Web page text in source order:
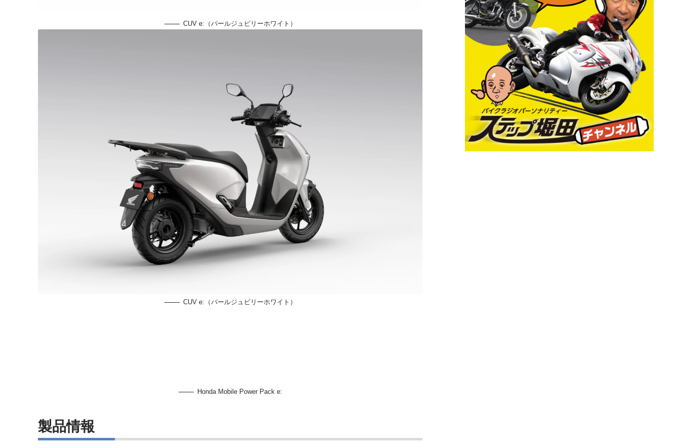
CUV e:（パールジュビリーホワイト）
CUV e:（パールジュビリーホワイト）
Honda Mobile Power Pack e:
製品情報